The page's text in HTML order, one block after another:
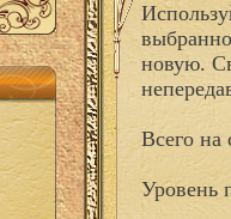
новую.
Всего на
Уровень